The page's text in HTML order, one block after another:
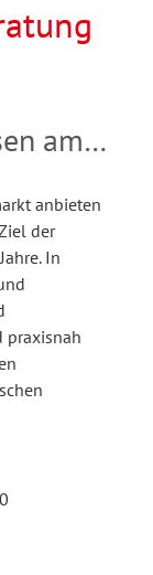
am
anbieten
der
In
praxisnah